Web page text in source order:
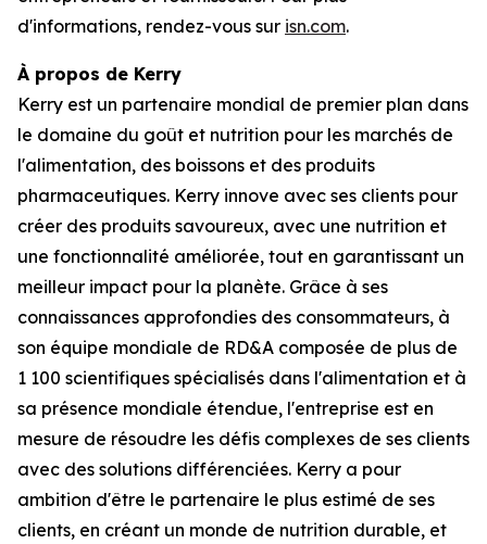
d'informations, rendez-vous sur isn.com.
À propos de Kerry
Kerry est un partenaire mondial de premier plan dans
le domaine du goût et nutrition pour les marchés de
l'alimentation, des boissons et des produits
pharmaceutiques. Kerry innove avec ses clients pour
créer des produits savoureux, avec une nutrition et
une fonctionnalité améliorée, tout en garantissant un
meilleur impact pour la planète. Grâce à ses
connaissances approfondies des consommateurs, à
son équipe mondiale de RD&A composée de plus de
1 100 scientifiques spécialisés dans l'alimentation et à
sa présence mondiale étendue, l'entreprise est en
mesure de résoudre les défis complexes de ses clients
avec des solutions différenciées. Kerry a pour
ambition d'être le partenaire le plus estimé de ses
clients, en créant un monde de nutrition durable, et